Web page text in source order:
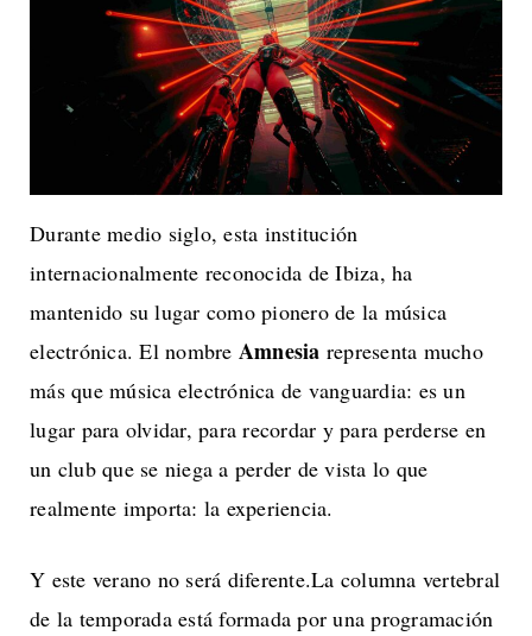
Durante medio siglo, esta institución
internacionalmente reconocida de Ibiza, ha
mantenido su lugar como pionero de la música
electrónica. El nombre Amnesia representa mucho
más que música electrónica de vanguardia: es un
lugar para olvidar, para recordar y para perderse en
un club que se niega a perder de vista lo que
realmente importa: la experiencia.
Y este verano no será diferente.La columna vertebral
de la temporada está formada por una programación